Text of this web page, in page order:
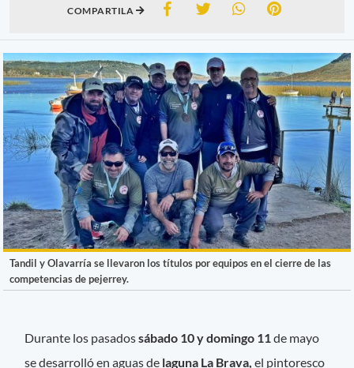
COMPARTILA
Tandil y Olavarría se llevaron los títulos por equipos en el cierre de las
competencias de pejerrey.
Durante los pasadossábado 10 y domingo 11 de mayo
se desarrolló en aguas de laguna La Brava,el pintoresco